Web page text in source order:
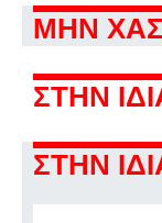
ΜΗΝ
ΣΤΗΝ
ΣΤΗΝ